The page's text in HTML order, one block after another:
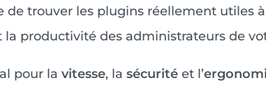
de trouver les plugins réellement utiles
productivité des administrateurs de
pour la vitesse, la sécuritéet l’